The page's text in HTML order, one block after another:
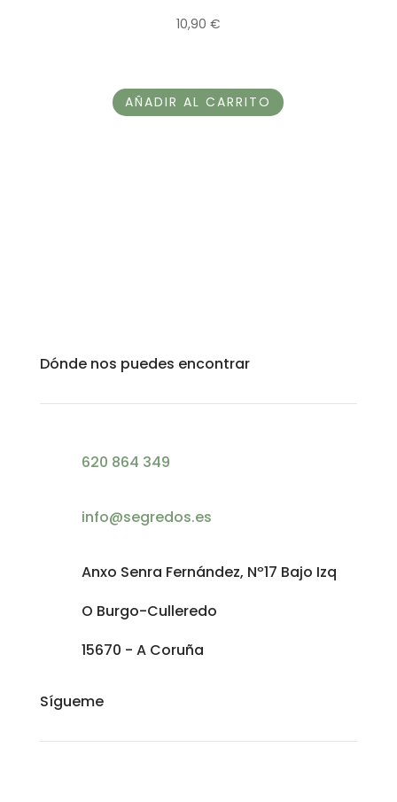
10,90 €
AÑADIR AL CARRITO
Dónde nos puedes encontrar
620 864 349
info@segredos.es
Anxo Senra Fernández, Nº17 Bajo Izq
O Burgo-Culleredo
15670 - A Coruña
Sígueme